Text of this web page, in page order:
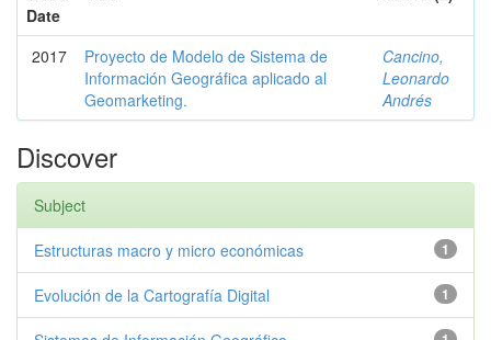
Date
2017
Proyecto de Modelo de Sistema de
Información Geográfica aplicado al
Geomarketing.
Cancino,
Leonardo
Andrés
Discover
Subject
1
Estructuras macro y micro económicas
1
Evolución de la Cartografía Digital